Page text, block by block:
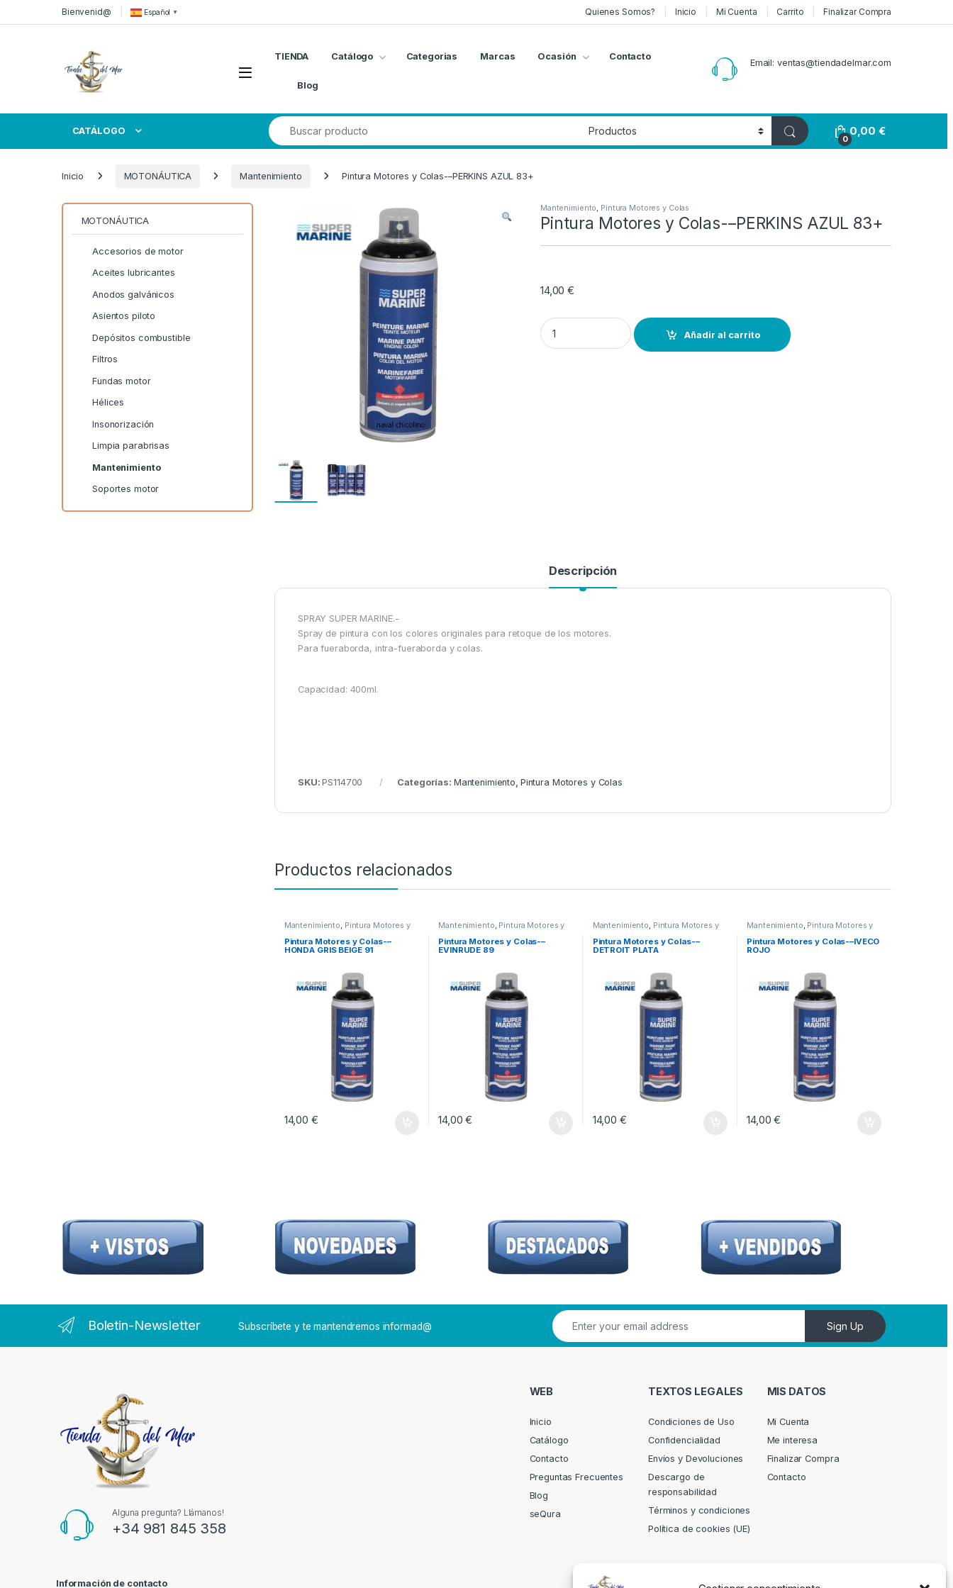
Skip to navigation
Skip to contentBienvenid@ Español ▼ Quienes Somos? Inicio Mi Cuenta Carrito Finalizar Compra
Open
TIENDA Catálogo Categorias Marcas Ocasión Contacto
Blog
Email: ventas@tiendadelmar.com
CATÁLOGO
Search for:
0
0,00€
Inicio MOTONÁUTICA Mantenimiento Pintura Motores y Colas-–PERKINS AZUL 83+
Mantenimiento Pintura Motores y Colas
Pintura Motores y Colas-–PERKINS AZUL 83+
14,00€
Pintura Motores y Colas-–PERKINS AZUL 83+ quantity
Añadir al carrito
Descripción
SPRAY SUPER MARINE.-
Spray de pintura con los colores originales para retoque de los motores.
Para fueraborda, intra-fueraborda y colas.
Capacidad: 400ml.
SKU:PS114700 Categorías: Mantenimiento Pintura Motores y Colas
Productos relacionados
Mantenimiento, Pintura Motores y
Pintura Motores y Colas-–
HONDA GRIS BEIGE 91
14,00 €
Mantenimiento, Pintura Motores y
Pintura Motores y Colas-–
EVINRUDE 89
14,00€
Mantenimiento, Pintura Motores y
Pintura Motores y Colas-–
DETROIT PLATA
14,00 €
Mantenimiento, Pintura Motores y
Pintura Motores y Colas-–IVECO
ROJO
14,00€
MOTONÁUTICA
Accesorios de motor
Aceites lubricantes
Anodos galvánicos
Asientos piloto
Depósitos combustible
Filtros
Fundas motor
Hélices
Insonorización
Limpia parabrisas
Mantenimiento
Soportes motor
Boletin-Newsletter Subscríbete y te mantendremos informad@ Sign Up
Alguna pregunta? Llámanos!
+34 981 845 358
Información de contacto
WEB
Inicio
Catálogo
Contacto
Preguntas Frecuentes
Blog
seQura
TEXTOS LEGALES
Condiciones de Uso
Confidencialidad
Envíos y Devoluciones
Descargo de
responsabilidad
Términos y condiciones
Política de cookies (UE)
MIS DATOS
Mi Cuenta
Me interesa
Finalizar Compra
Contacto